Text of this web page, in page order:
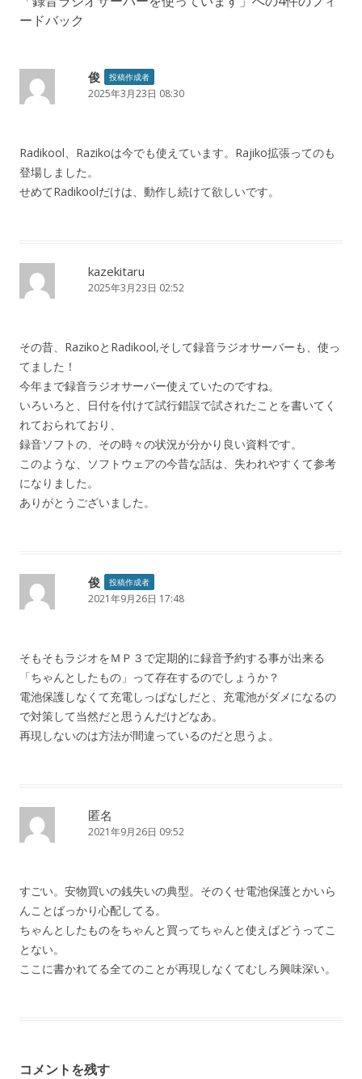
ン
ードバック
俊 投稿作成者
2025年3月23日 08:30
Radikool、Razikoは今でも使えています。Rajiko拡張ってのも
登場しました。
せめてRadikoolだけは、動作し続けて欲しいです。
kazekitaru
2025年3月23日 02:52
その昔、RazikoとRadikool,そして録音ラジオサーバーも、使っ
てました！
今年まで録音ラジオサーバー使えていたのですね。
いろいろと、日付を付けて試行錯誤で試されたことを書いてく
れておられており、
録音ソフトの、その時々の状況が分かり良い資料です。
このような、ソフトウェアの今昔な話は、失われやすくて参考
になりました。
ありがとうございました。
俊 投稿作成者
2021年9月26日 17:48
そもそもラジオをＭＰ３で定期的に録音予約する事が出来る
「ちゃんとしたもの」って存在するのでしょうか？
電池保護しなくて充電しっぱなしだと、充電池がダメになるの
で対策して当然だと思うんだけどなあ。
再現しないのは方法が間違っているのだと思うよ。
匿名
2021年9月26日 09:52
すごい。安物買いの銭失いの典型。そのくせ電池保護とかいら
んことばっかり心配してる。
ちゃんとしたものをちゃんと買ってちゃんと使えばどうってこ
とない。
ここに書かれてる全てのことが再現しなくてむしろ興味深い。
コメントを残す